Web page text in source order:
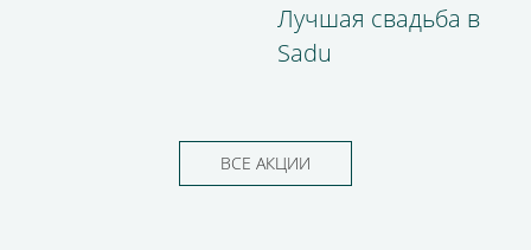
Лучшая свадьба в
Sadu
ВСЕ АКЦИИ